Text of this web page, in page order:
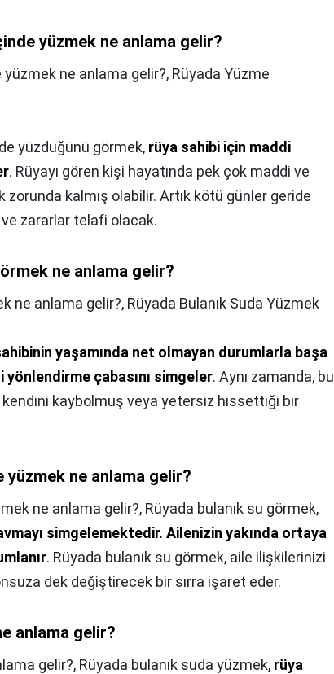
yüzmek ne anlama gelir?
yüzmek ne anlama gelir?, Rüyada Yüzme
yüzdüğünü görmek, rüya sahibi için maddi
. Rüyayı gören kişi hayatında pek çok maddi ve
zorunda kalmış olabilir. Artık kötü günler geride
ve zararlar telafi olacak.
ne anlama gelir?
ne anlama gelir?, Rüyada Bulanık Suda Yüzmek
yaşamında net olmayan durumlarla başa
çabasını simgeler. Aynı zamanda, bu
kaybolmuş veya yetersiz hissettiği bir
yüzmek ne anlama gelir?
ne anlama gelir?, Rüyada bulanık su görmek,
simgelemektedir. Ailenizin yakında ortaya
. Rüyada bulanık su görmek, aile ilişkilerinizi
dek değiştirecek bir sırra işaret eder.
anlama gelir?
gelir?, Rüyada bulanık suda yüzmek, rüya